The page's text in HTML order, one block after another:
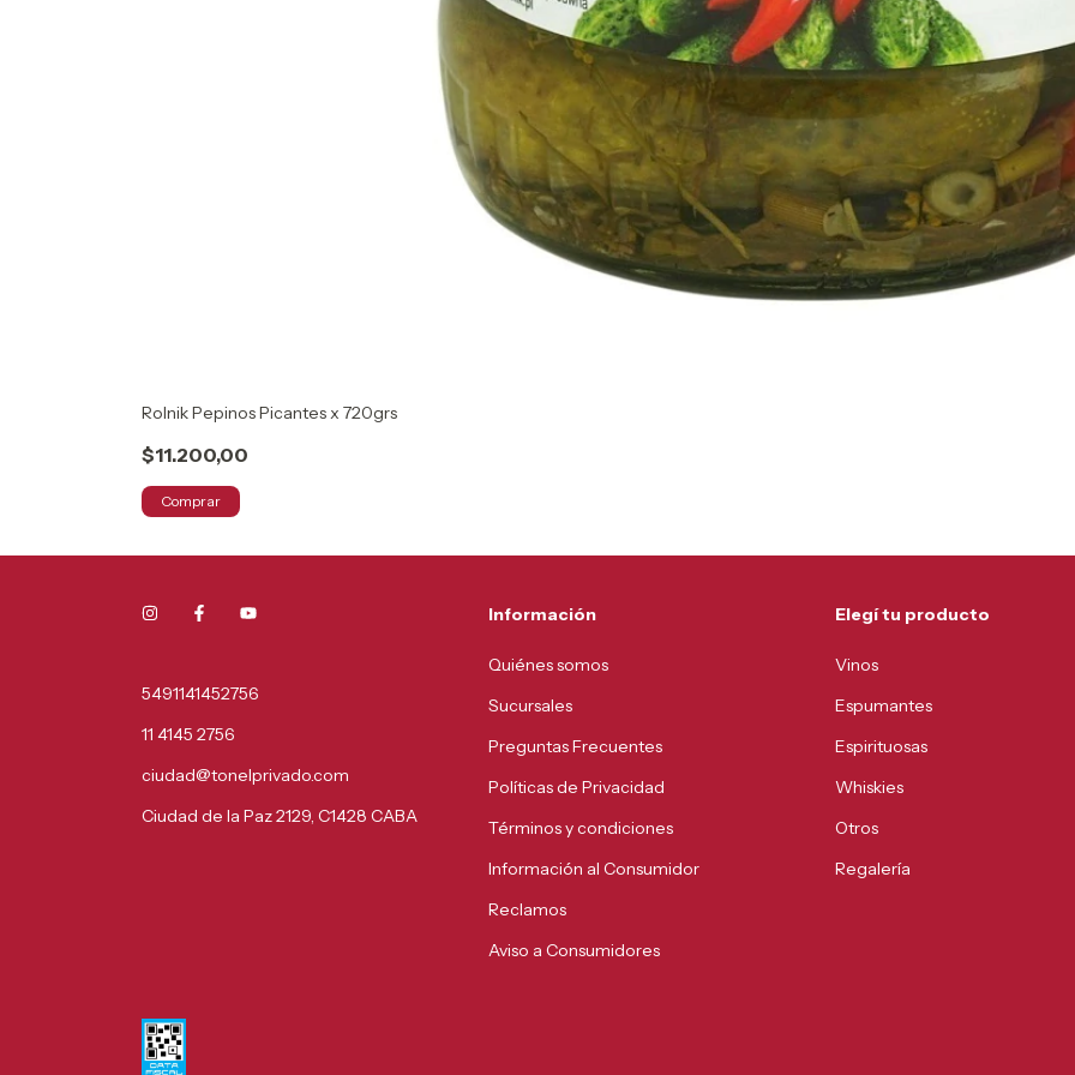
Rolnik Pepinos Picantes x 720grs
$11.200,00
Comprar
5491141452756
11 4145 2756
ciudad@tonelprivado.com
Ciudad de la Paz 2129, C1428 CABA
Información
Quiénes somos
Sucursales
Preguntas Frecuentes
Políticas de Privacidad
Términos y condiciones
Información al Consumidor
Reclamos
Aviso a Consumidores
Elegí tu producto
Vinos
Espumantes
Espirituosas
Whiskies
Otros
Regalería